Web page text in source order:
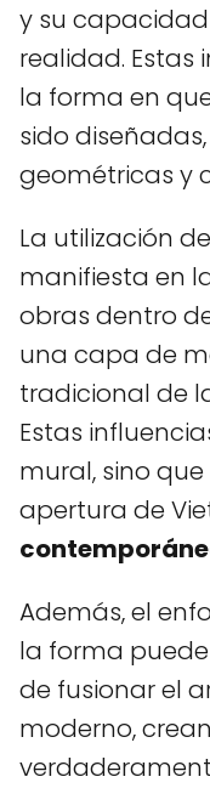
y su
realidad. Estas
la forma en
sido
geométricas y
La utilización
manifiesta en
obras dentro
una capa de
tradicional de
Estas
mural, sino
apertura de
Además, el
la forma
de fusionar el
moderno,